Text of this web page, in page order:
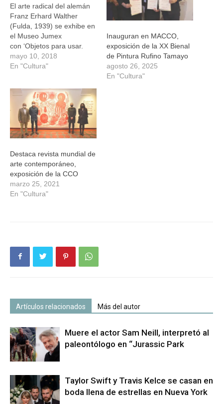
El arte radical del alemán
Franz Erhard Walther
(Fulda, 1939) se exhibe en
el Museo Jumex
con ‘Objetos para usar.
Instrumentos para
procesos’, primera
creadas durante seis
décadas. El cuerpo, la
escultura, el espacio y el
concepto de acción son
temas que ha explorado…
mayo 10, 2018
En "Cultura"
Inauguran en MACCO,
exposición de la XX Bienal
de Pintura Rufino Tamayo
agosto 26, 2025
En "Cultura"
Destaca revista mundial de
arte contemporáneo,
exposición de la CCO
marzo 25, 2021
En "Cultura"
Artículos relacionados Más del autor
Muere el actor Sam Neill, interpretó al
paleontólogo en “Jurassic Park
Taylor Swift y Travis Kelce se casan en
boda llena de estrellas en Nueva York